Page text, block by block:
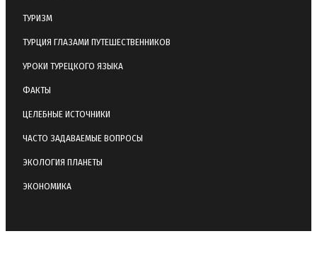
ТУРИЗМ
ТУРЦИЯ ГЛАЗАМИ ПУТЕШЕСТВЕННИКОВ
УРОКИ ТУРЕЦКОГО ЯЗЫКА
ФАКТЫ
ЦЕЛЕБНЫЕ ИСТОЧНИКИ
ЧАСТО ЗАДАВАЕМЫЕ ВОПРОСЫ
ЭКОЛОГИЯ ПЛАНЕТЫ
ЭКОНОМИКА